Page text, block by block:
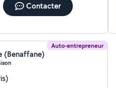
Contacter
Auto-entrepreneur
(Benaffane)